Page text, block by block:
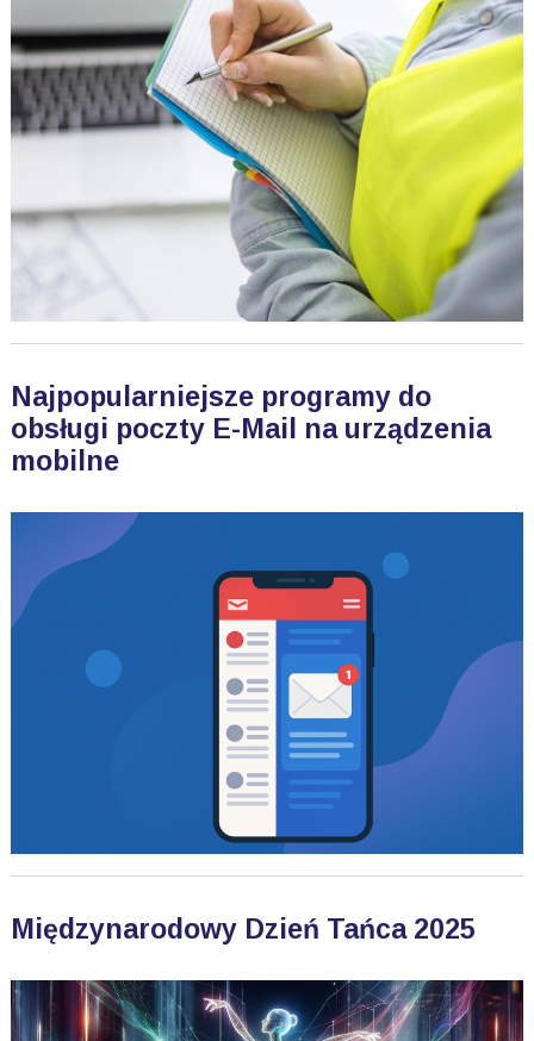
Najpopularniejsze programy do
obsługi poczty E-Mail na urządzenia
mobilne
Międzynarodowy Dzień Tańca 2025